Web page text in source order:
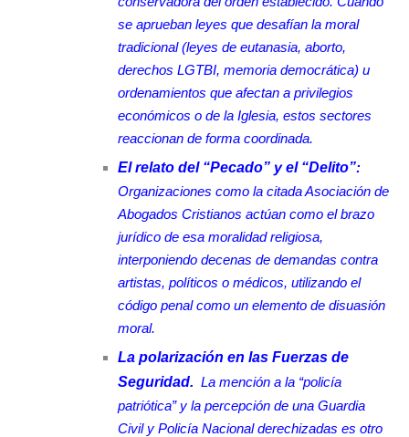
se aprueban leyes que desafían la moral
tradicional (leyes de eutanasia, aborto,
derechos LGTBI, memoria democrática) u
ordenamientos que afectan a privilegios
económicos o de la Iglesia, estos sectores
reaccionan de forma coordinada.
El relato del “Pecado” y el “Delito”:
Organizaciones como la citada Asociación de
Abogados Cristianos actúan como el brazo
jurídico de esa moralidad religiosa,
interponiendo decenas de demandas contra
artistas, políticos o médicos, utilizando el
código penal como un elemento de disuasión
moral.
La polarización en las Fuerzas de
Seguridad. La mención a la “policía
patriótica” y la percepción de una Guardia
Civil y Policía Nacional derechizadas es otro